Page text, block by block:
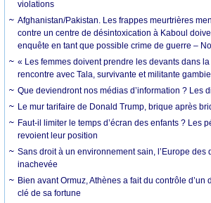
violations
Afghanistan/Pakistan. Les frappes meurtrières
contre un centre de désintoxication à Kaboul
enquête en tant que possible crime de guerre –
« Les femmes doivent prendre les devants dans
rencontre avec Tala, survivante et militante
Que deviendront nos médias d’information ? Les
Le mur tarifaire de Donald Trump, brique après
Faut-il limiter le temps d’écran des enfants ? Les
revoient leur position
Sans droit à un environnement sain, l’Europe des
inachevée
Bien avant Ormuz, Athènes a fait du contrôle d’un
clé de sa fortune